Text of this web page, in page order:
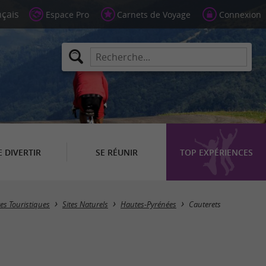
Espace Pro Carnets de Voyage Connexion
DIVERTIR SE RÉUNIR TOP EXPÉRIENCES
Masquer la carte
Touristiques Sites Naturels Hautes-Pyrénées Cauterets